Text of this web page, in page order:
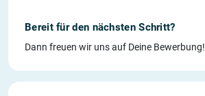
Bereit für den nächsten Schritt?
Dann freuen wir uns auf Deine Bewerbung!